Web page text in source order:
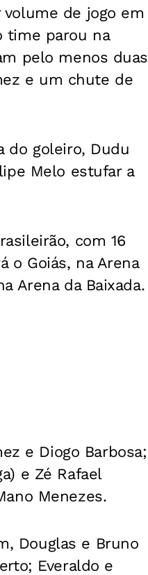
de jogo em
time parou na
pelo menos duas
e um chute de
do goleiro, Dudu
Melo estufar a
com 16
o Goiás, na Arena
Arena da Baixada.
e Diogo Barbosa;
e Zé Rafael
Menezes.
Douglas e Bruno
Everaldo e